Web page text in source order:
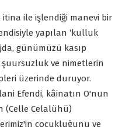
itina ile işlendiği manevi bir
yapılan ‘kulluk
günümüzü kasıp
ve nimetlerin
üzerinde duruyor.
Efendi, kâinatın O'nun
(Celle Celalühü)
çocukluğunu ve